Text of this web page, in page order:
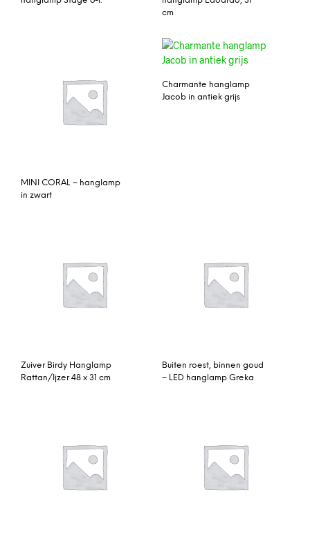
cm
MINI CORAL – hanglamp
in zwart
Charmante hanglamp
Jacob in antiek grijs
Zuiver Birdy Hanglamp
Rattan/Ijzer 48 x 31 cm
Buiten roest, binnen goud
– LED hanglamp Greka